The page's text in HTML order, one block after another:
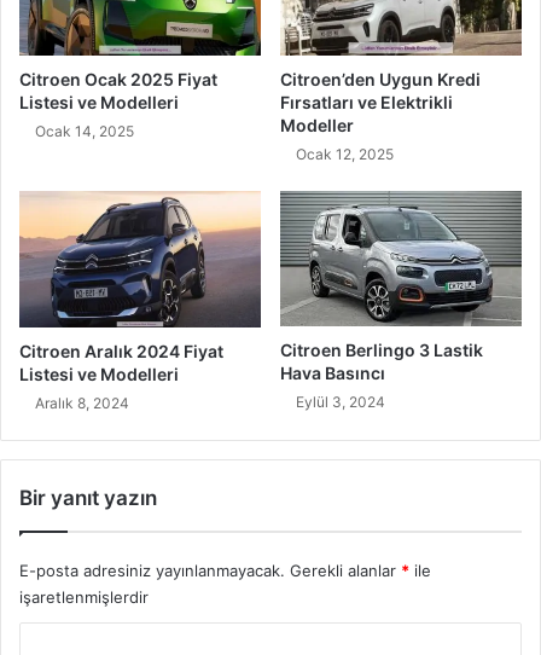
Citroen Ocak 2025 Fiyat
Listesi ve Modelleri
Ocak 14, 2025
Citroen’den Uygun Kredi
Fırsatları ve Elektrikli
Modeller
Ocak 12, 2025
Citroen Aralık 2024 Fiyat
Listesi ve Modelleri
Aralık 8, 2024
Citroen Berlingo 3 Lastik
Hava Basıncı
Eylül 3, 2024
Bir yanıt yazın
E-posta adresiniz yayınlanmayacak. Gerekli alanlar * ile
işaretlenmişlerdir